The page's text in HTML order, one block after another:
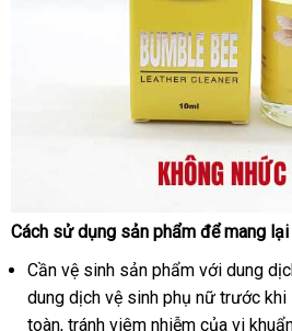
Popper
Con
Ong
10ml
Cách sử dụng sản phẩm thanh
toán
để mang
Cần vệ sinh sản phẩm vận
chuyển
với dung
dung dịch vệ sinh phụ nữ trước
toànĐài
, tránh viêm nhiễm bảo
của vi